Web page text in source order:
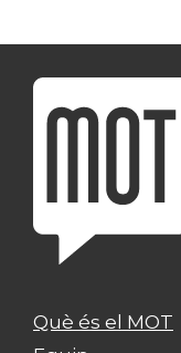
Què és el MOT